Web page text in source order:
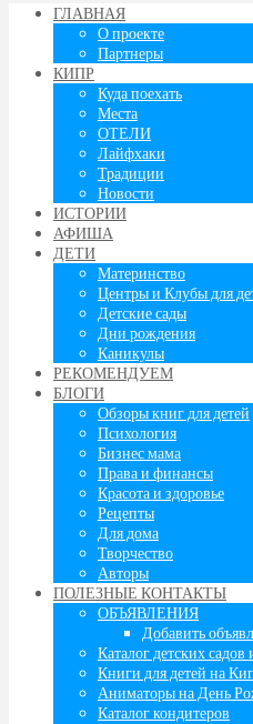
ГЛАВНАЯ
О проекте
Партнеры
КИПР
Куда поехать
Места
ОТЕЛИ
Лайфхаки
Традиции
Новости
ИСТОРИИ
АФИША
ДЕТИ
Материнство
Центры и Клубы для
Детские сады
Дни рождения
Каникулы
РЕКОМЕНДУЕМ
БЛОГИ
Обзоры книг для детей
Психология
Бизнес мама
Права и финансы
Красота и здоровье
Рецепты
Для дома
Творчество
Авторы
ПОЛЕЗНЫЕ КОНТАКТЫ
ОБЪЯВЛЕНИЯ
Добавить
Каталог детских
Книги для детей на
Аниматоры на День
Каталог кондитеров